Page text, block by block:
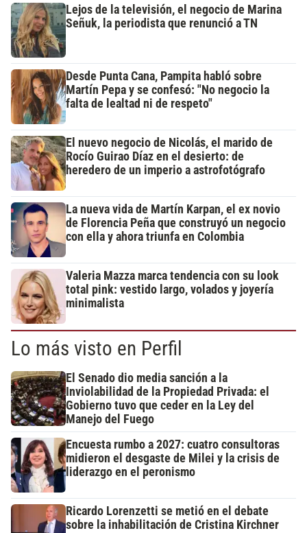
Lejos de la televisión, el negocio de Marina
Señuk, la periodista que renunció a TN
Desde Punta Cana, Pampita habló sobre
Martín Pepa y se confesó: "No negocio la
falta de lealtad ni de respeto"
El nuevo negocio de Nicolás, el marido de
Rocío Guirao Díaz en el desierto: de
heredero de un imperio a astrofotógrafo
La nueva vida de Martín Karpan, el ex novio
de Florencia Peña que construyó un negocio
con ella y ahora triunfa en Colombia
Valeria Mazza marca tendencia con su look
total pink: vestido largo, volados y joyería
minimalista
Lo más visto en Perfil
El Senado dio media sanción a la
Inviolabilidad de la Propiedad Privada: el
Gobierno tuvo que ceder en la Ley del
Manejo del Fuego
Encuesta rumbo a 2027: cuatro consultoras
midieron el desgaste de Milei y la crisis de
liderazgo en el peronismo
Ricardo Lorenzetti se metió en el debate
sobre la inhabilitación de Cristina Kirchner